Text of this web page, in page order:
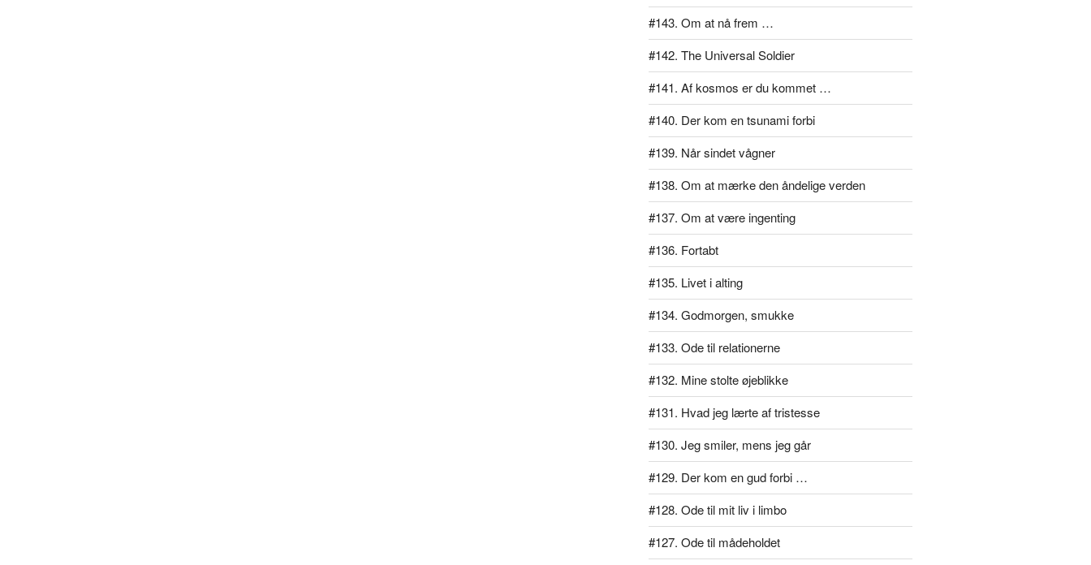
#143. Om at nå frem …
#142. The Universal Soldier
#141. Af kosmos er du kommet …
#140. Der kom en tsunami forbi
#139. Når sindet vågner
#138. Om at mærke den åndelige verden
#137. Om at være ingenting
#136. Fortabt
#135. Livet i alting
#134. Godmorgen, smukke
#133. Ode til relationerne
#132. Mine stolte øjeblikke
#131. Hvad jeg lærte af tristesse
#130. Jeg smiler, mens jeg går
#129. Der kom en gud forbi …
#128. Ode til mit liv i limbo
#127. Ode til mådeholdet